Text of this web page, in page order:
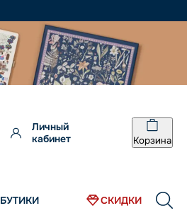
Личный
кабинет
Корзина
БУТИКИ СКИДКИ